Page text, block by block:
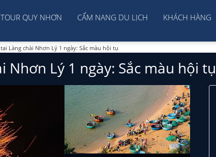
TOUR QUY NHƠN CẨM NANG DU LỊCH KHÁCH HÀNG
Làng chài Nhơn Lý 1 ngày: Sắc màu hội tụ
Lý 1 ngày: Sắc màu hội tụ